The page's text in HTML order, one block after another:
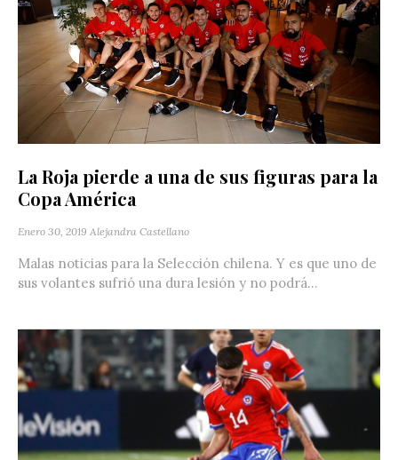
La Roja pierde a una de sus figuras para la
Copa América
Enero 30, 2019 Alejandra Castellano
Malas noticias para la Selección chilena. Y es que uno de
sus volantes sufrió una dura lesión y no podrá...